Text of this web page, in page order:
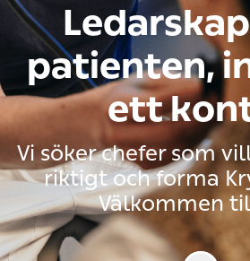
patienten,
ett
Vi söker chefer som
riktigt och forma
Välkommen